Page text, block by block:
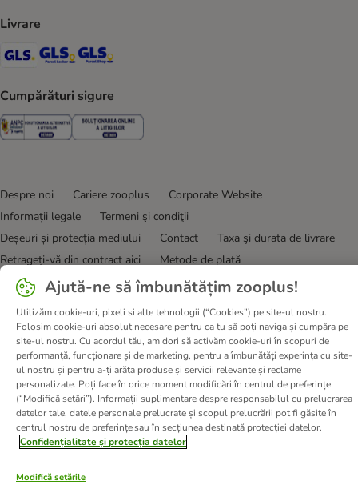
Livrare
GLS Shipping Method
GLS Locker Shipping Method
Cumpărături sigure
Security Security
Despre noi Cariere zooplus
Corporate Website
Informații legale
Termeni şi condiţii
Deșeuri și protecția mediului
Contact
Taxa şi durata de livrare
Retrageți-vă din contract aici
Metode de plată
Program de afiliere
Declarație de accesibilitate
© zooplus SE 2026
Ajută-ne să îmbunătățim zooplus!
Utilizăm cookie-uri, pixeli si alte tehnologii (“Cookies”) pe site-ul nostru.
Folosim cookie-uri absolut necesare pentru ca tu să poți naviga și cumpăra pe
site-ul nostru. Cu acordul tău, am dori să activăm cookie-uri în scopuri de
performanță, funcționare și de marketing, pentru a îmbunătăți experința cu site-
ul nostru și pentru a-ți arăta produse și servicii relevante și reclame
personalizate. Poți face în orice moment modificări în centrul de preferințe
(“Modifică setări”). Informații suplimentare despre responsabilul cu prelucrarea
datelor tale, datele personale prelucrate și scopul prelucrării pot fi găsite în
centrul nostru de preferințe sau în secțiunea destinată protecției datelor.
Confidențialitate și protecția datelor
Modifică setările